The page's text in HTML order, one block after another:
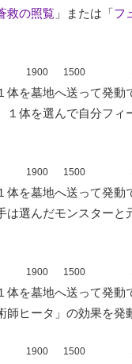
救の照覧 」または「 フ
1900 1500
を墓地へ送って発動
体を選んで自分フ
1900 1500
を墓地へ送って発動
選んだモンスター
1900 1500
を墓地へ送って発動
ヒータ」の効果を発
1900 1500